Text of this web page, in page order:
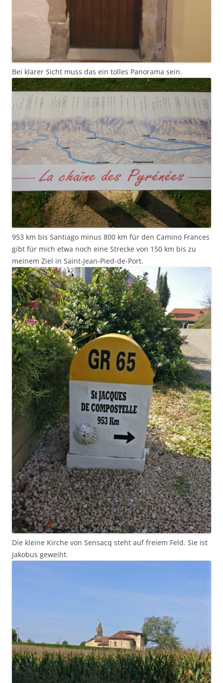
Bei klarer Sicht muss das ein tolles Panorama sein.
953 km bis Santiago minus 800 km für den Camino Frances
gibt für mich etwa noch eine Strecke von 150 km bis zu
meinem Ziel in Saint-Jean-Pied-de-Port.
Die kleine Kirche von Sensacq steht auf freiem Feld. Sie ist
Jakobus geweiht.